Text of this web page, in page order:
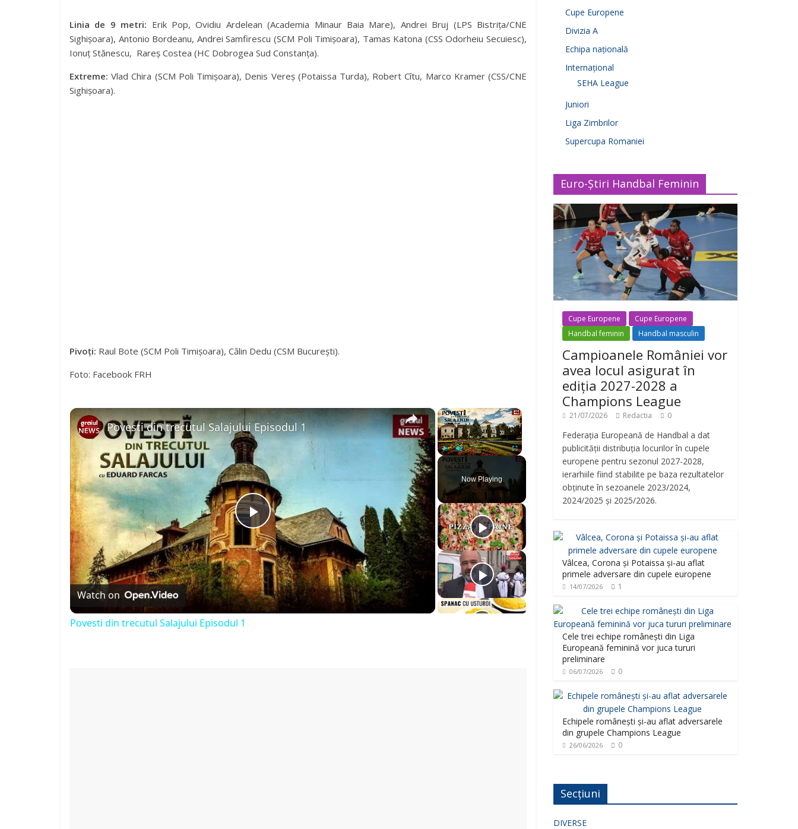
Linia de 9 metri: Erik Pop, Ovidiu Ardelean (Academia Minaur Baia Mare), Andrei Bruj (LPS Bistrița/CNE
Sighișoara), Antonio Bordeanu, Andrei Samfirescu (SCM Poli Timișoara), Tamas Katona (CSS Odorheiu Secuiesc),
Ionuț Stănescu, Rareș Costea (HC Dobrogea Sud Constanța).
Extreme: Vlad Chira (SCM Poli Timișoara), Denis Vereș (Potaissa Turda), Robert Cîtu, Marco Kramer (CSS/CNE
Sighișoara).
Pivoți: Raul Bote (SCM Poli Timișoara), Călin Dedu (CSM București).
Foto: Facebook FRH
×
Play Unmute Fullscreen
Now Playing
×
P
l
a
Povesti din trecutul Salajului Episodul 1
Watch on
Povesti din trecutul Salajului Episodul 1
Cupe Europene
Divizia A
Echipa națională
Internațional
SEHA League
Juniori
Liga Zimbrilor
Supercupa Romaniei
Euro-Știri Handbal Feminin
Cupe Europene
Cupe Europene
Handbal feminin
Handbal masculin
Campioanele României vor
avea locul asigurat în
ediția 2027-2028 a
Champions League
21/07/2026 Redactia 0
Federația Europeană de Handbal a dat
publicității distribuția locurilor în cupele
europene pentru sezonul 2027-2028,
ierarhiile fiind stabilite pe baza rezultatelor
obținute în sezoanele 2023/2024,
2024/2025 și 2025/2026.
Vâlcea, Corona și Potaissa și-au aflat
primele adversare din cupele europene
14/07/2026 1
Cele trei echipe românești din Liga
Europeană feminină vor juca tururi
preliminare
06/07/2026 0
Echipele românești și-au aflat adversarele
din grupele Champions League
26/06/2026 0
Secțiuni
DIVERSE